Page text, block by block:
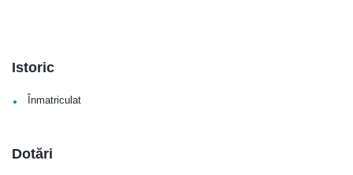
Istoric
• Înmatriculat
Dotări